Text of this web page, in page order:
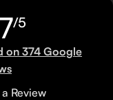
/5
on 374 Google
Review